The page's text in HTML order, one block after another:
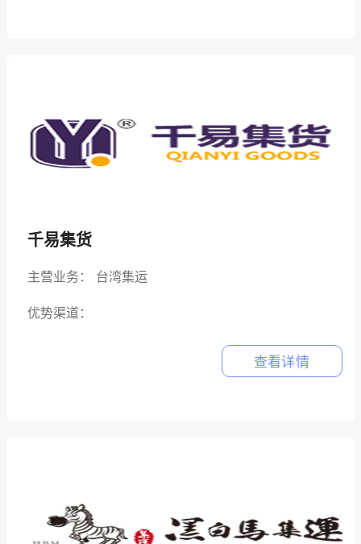
千易集货
主营业务： 台湾集运
优势渠道：
查看详情